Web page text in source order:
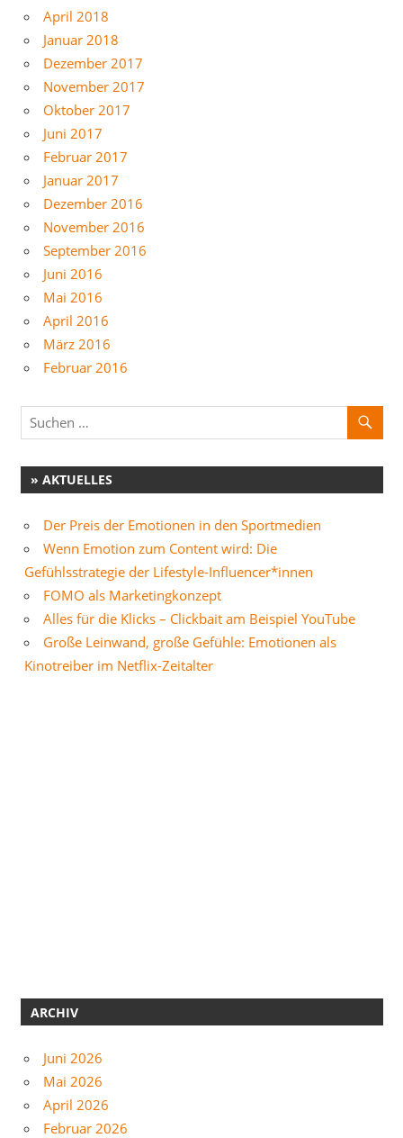
April 2018
Januar 2018
Dezember 2017
November 2017
Oktober 2017
Juni 2017
Februar 2017
Januar 2017
Dezember 2016
November 2016
September 2016
Juni 2016
Mai 2016
April 2016
März 2016
Februar 2016
» AKTUELLES
Der Preis der Emotionen in den Sportmedien
Wenn Emotion zum Content wird: Die
Gefühlsstrategie der Lifestyle-Influencer*innen
FOMO als Marketingkonzept
Alles für die Klicks – Clickbait am Beispiel YouTube
Große Leinwand, große Gefühle: Emotionen als
Kinotreiber im Netflix-Zeitalter
ARCHIV
Juni 2026
Mai 2026
April 2026
Februar 2026